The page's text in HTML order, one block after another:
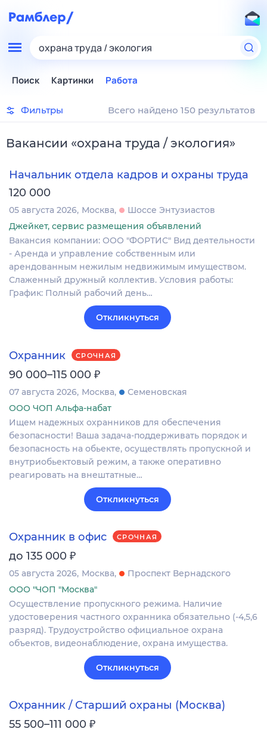
охрана труда / экология
Поиск Картинки Работа
Фильтры Всего найдено 150 результатов
Вакансии «охрана труда / экология»
Начальник отдела кадров и охраны труда
120 000
05 августа 2026 Москва
Шоссе Энтузиастов
Джейкет, сервис размещения объявлений
Вакансия компании: ООО "ФОРТИС" Вид деятельности
- Аренда и управление собственным или
арендованным нежилым недвижимым имуществом.
Слаженный дружный коллектив. Условия работы:
График: Полный рабочий день…
Откликнуться
Охранник СРОЧНАЯ
90 000–115 000 ₽
07 августа 2026 Москва
Семеновская
ООО ЧОП Альфа-набат
Ищем надежных охранников для обеспечения
безопасности! Ваша задача-поддерживать порядок и
безопасность на обьекте, осуществлять пропускной и
внутриобьектовый режим, а также оперативно
реагировать на внештатные…
Откликнуться
Охранник в офис СРОЧНАЯ
до 135 000 ₽
05 августа 2026 Москва
Проспект Вернадского
ООО "ЧОП "Москва"
Осуществление пропускного режима. Наличие
удостоверения частного охранника обязательно (-4,5,6
разряд). Трудоустройство официальное охрана
объектов, видеонаблюдение, охрана имущества.
Откликнуться
Охранник / Старший охраны (Москва)
55 500–111 000 ₽